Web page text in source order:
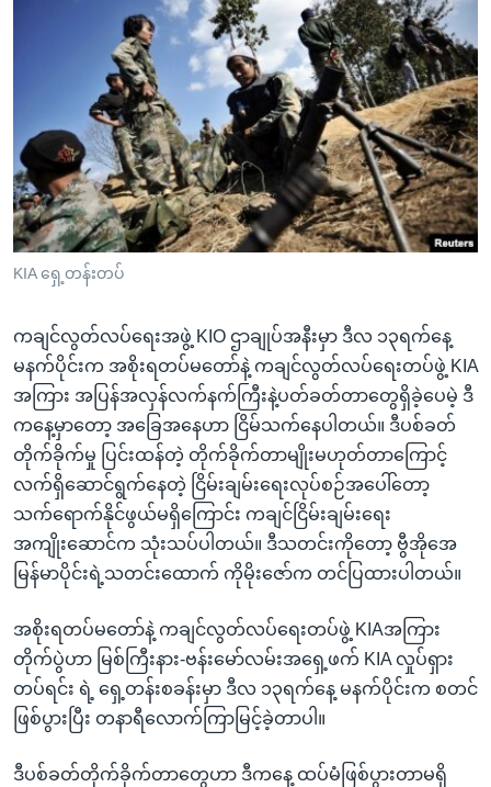
ညွန်း
စာမျက်နှာ
သို့
ကျော်
ကြည့်
ရှာဖွေ
ရန်
နေရာ
သို့
ကျော်
ရန်
အမေရိကန်သုံးအီဒီယံ
မကြေးမုံရဲ့ အင်္ဂလိပ်စာ
ရုပ်ရှင်ထဲက အင်္ဂလိပ်စာ
သုတပဒေသာ အင်္ဂလိပ်စာ
အပတ်စဉ်ကဏ္ဍများ
ရေဒီယိုနှင့်ရုပ်သံ အချက်အလက်များ
ရေဒီယို/တီဗွီအစီအစဉ်
Learning English
ဗွီအိုအေ လူမှုကွန်ယက်များ
ဘာသာစကားများ
KIA ရှေ့တန်းတပ်
ကချင်လွတ်လပ်ရေးအဖွဲ့ KIO ဌာချုပ်အနီးမှာ ဒီလ ၁၃ရက်နေ့
မနက်ပိုင်းက အစိုးရတပ်မတော်နဲ့ ကချင်လွတ်လပ်ရေးတပ်ဖွဲ့ KIA
အကြား အပြန်အလှန်လက်နက်ကြီးနဲ့ပတ်ခတ်တာတွေရှိခဲ့ပေမဲ့ ဒီ
ကနေ့မှာတော့ အခြေအနေဟာ ငြိမ်သက်နေပါတယ်။ ဒီပစ်ခတ်
တိုက်ခိုက်မှု ပြင်းထန်တဲ့ တိုက်ခိုက်တာမျိုးမဟုတ်တာကြောင့်
လက်ရှိဆောင်ရွက်နေတဲ့ ငြိမ်းချမ်းရေးလုပ်စဉ်အပေါ်တော့
သက်ရောက်နိုင်ဖွယ်မရှိကြောင်း ကချင်ငြိမ်းချမ်းရေး
အကျိုးဆောင်က သုံးသပ်ပါတယ်။ ဒီသတင်းကိုတော့ ဗွီအိုအေ
မြန်မာပိုင်းရဲ့သတင်းထောက် ကိုမိုးဇော်က တင်ပြထားပါတယ်။
အစိုးရတပ်မတော်နဲ့ ကချင်လွတ်လပ်ရေးတပ်ဖွဲ့ KIAအကြား
တိုက်ပွဲဟာ မြစ်ကြီးနား-ဗန်းမော်လမ်းအရှေ့ဖက် KIA လှုပ်ရှား
တပ်ရင်း ရဲ့ ရှေ့တန်းစခန်းမှာ ဒီလ ၁၃ရက်နေ့ မနက်ပိုင်းက စတင်
ဖြစ်ပွားပြီး တနာရီလောက်ကြာမြင့်ခဲ့တာပါ။
ဒီပစ်ခတ်တိုက်ခိုက်တာတွေဟာ ဒီကနေ့ ထပ်မံဖြစ်ပွားတာမရှိ